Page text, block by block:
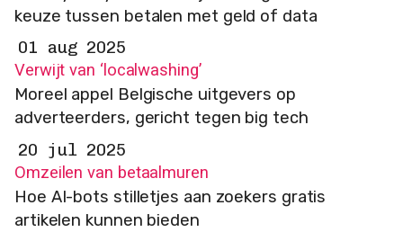
keuze tussen betalen met geld of data
01 aug 2025
Verwijt van ‘localwashing’
Moreel appel Belgische uitgevers op
adverteerders, gericht tegen big tech
20 jul 2025
Omzeilen van betaalmuren
Hoe AI-bots stilletjes aan zoekers gratis
artikelen kunnen bieden